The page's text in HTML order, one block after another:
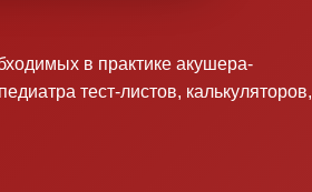
в практике акушера-
тест-листов, калькуляторов,